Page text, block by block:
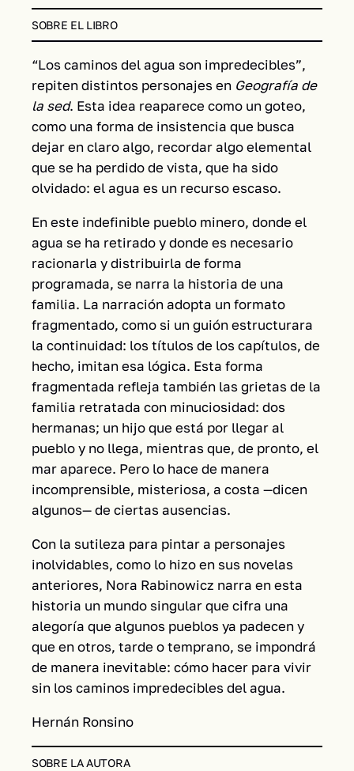
SOBRE EL LIBRO
“Los caminos del agua son impredecibles”,
repiten distintos personajes en Geografía de
la sed. Esta idea reaparece como un goteo,
como una forma de insistencia que busca
dejar en claro algo, recordar algo elemental
que se ha perdido de vista, que ha sido
olvidado: el agua es un recurso escaso.
En este indefinible pueblo minero, donde el
agua se ha retirado y donde es necesario
racionarla y distribuirla de forma
programada, se narra la historia de una
familia. La narración adopta un formato
fragmentado, como si un guión estructurara
la continuidad: los títulos de los capítulos, de
hecho, imitan esa lógica. Esta forma
fragmentada refleja también las grietas de la
familia retratada con minuciosidad: dos
hermanas; un hijo que está por llegar al
pueblo y no llega, mientras que, de pronto, el
mar aparece. Pero lo hace de manera
incomprensible, misteriosa, a costa —dicen
algunos— de ciertas ausencias.
Con la sutileza para pintar a personajes
inolvidables, como lo hizo en sus novelas
anteriores, Nora Rabinowicz narra en esta
historia un mundo singular que cifra una
alegoría que algunos pueblos ya padecen y
que en otros, tarde o temprano, se impondrá
de manera inevitable: cómo hacer para vivir
sin los caminos impredecibles del agua.
Hernán Ronsino
SOBRE LA AUTORA